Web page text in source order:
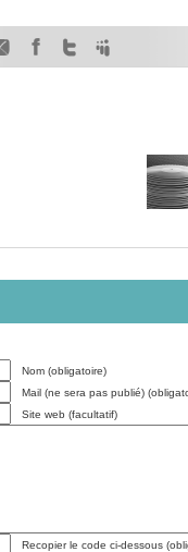
Nom (obligatoire)
Mail (ne sera pas publié)
Site web (facultatif)
Recopier le code ci-dessous